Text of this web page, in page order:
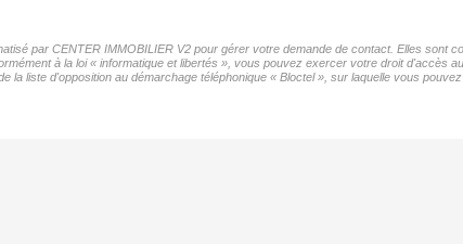
par CENTER IMMOBILIER V2 pour gérer votre demande de contact. Elles sont
à la loi « informatique et libertés », vous pouvez exercer votre droit d'accès
la liste d'opposition au démarchage téléphonique « Bloctel », sur laquelle vous